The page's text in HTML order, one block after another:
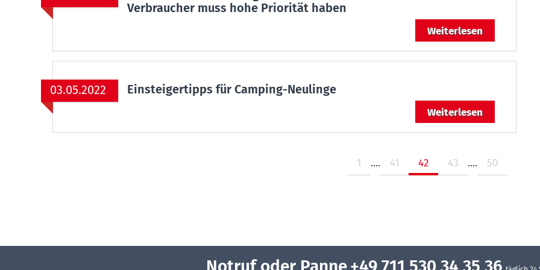
Verbraucher muss hohe Priorität haben
Weiterlesen
03.05.2022 Einsteigertipps für Camping-Neulinge
Weiterlesen
1 .... 41 42 43 .... 50